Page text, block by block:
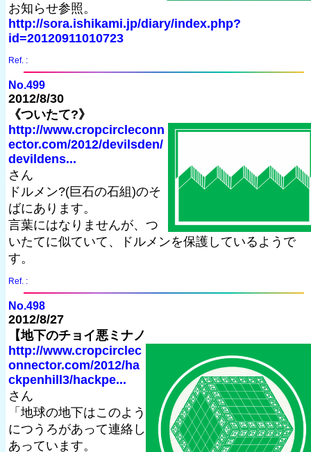
お知らせ参照。
http://sora.ishikami.jp/diary/index.php?
id=20120911010723
Ref. :
No.499
2012/8/30
《ついたて?》
http://www.cropcircleconn
ector.com/2012/devilsden/
devildens...
さん
ドルメン?(巨石の石組)のそ
ばにあります。
言葉にはなりませんが、つ
いたてに似ていて、ドルメンを保護しているようで
す。
Ref. :
No.498
2012/8/27
【地下のチョイ悪ミナノ
http://www.cropcirclec
onnector.com/2012/ha
ckpenhill3/hackpe...
さん
「地球の地下はこのよう
につうろがあって連絡し
あっています。